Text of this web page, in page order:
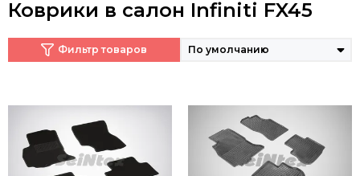
Коврики в салон Infiniti FX45
Фильтр товаров